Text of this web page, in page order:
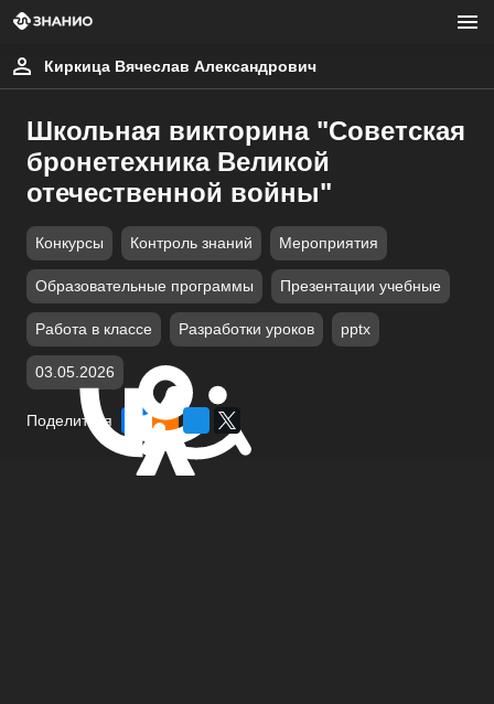
Киркица Вячеслав Александрович
Школьная викторина "Советская
бронетехника Великой
отечественной войны"
Конкурсы Контроль знаний Мероприятия
Образовательные программы Презентации учебные
Работа в классе Разработки уроков pptx
03.05.2026
Поделиться